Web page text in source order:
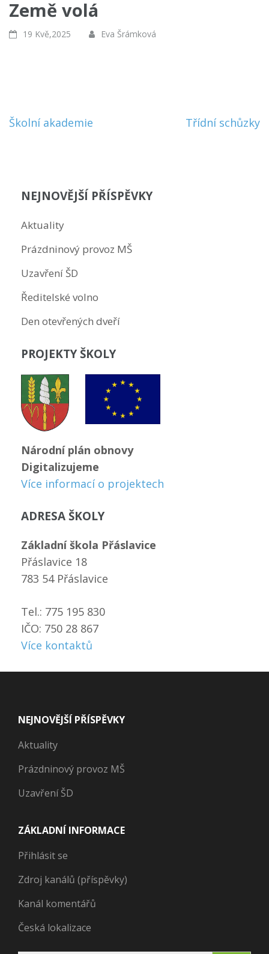
Země volá
19 Kvě,2025 Eva Šrámková
Navigace
Školní akademie Třídní schůzky
NEJNOVĚJŠÍ PŘÍSPĚVKY
Aktuality
Prázdninový provoz MŠ
Uzavření ŠD
Ředitelské volno
Den otevřených dveří
PROJEKTY ŠKOLY
Národní plán obnovy
Digitalizujeme
Více informací o projektech
ADRESA ŠKOLY
Základní škola Přáslavice
Přáslavice 18
783 54 Přáslavice
Tel.: 775 195 830
IČO: 750 28 867
Více kontaktů
NEJNOVĚJŠÍ PŘÍSPĚVKY
Aktuality
Prázdninový provoz MŠ
Uzavření ŠD
ZÁKLADNÍ INFORMACE
Přihlásit se
Zdroj kanálů (příspěvky)
Kanál komentářů
Česká lokalizace